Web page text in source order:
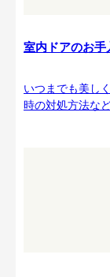
室内ドアのお手
いつまでも美し
時の対処方法な